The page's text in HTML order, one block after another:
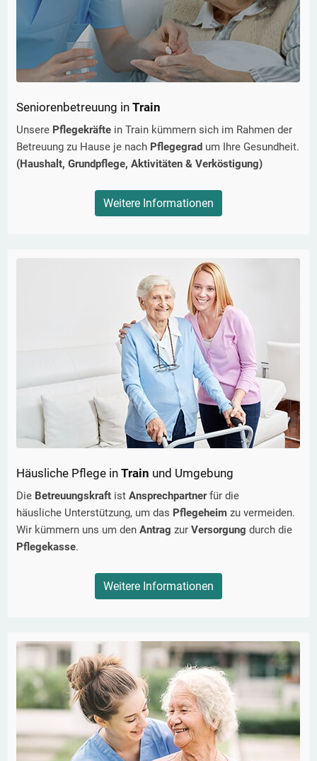
Seniorenbetreuung in Train
Unsere Pflegekräfte in Train kümmern sich im Rahmen der
Betreuung zu Hause je nach Pflegegrad um Ihre Gesundheit.
(Haushalt, Grundpflege, Aktivitäten & Verköstigung)
Weitere Informationen
Häusliche Pflege in Train und Umgebung
Die Betreuungskraft ist Ansprechpartnerfür die
häusliche Unterstützung, um das Pflegeheim zu vermeiden.
Wir kümmern uns um den Antrag zur Versorgung durch die
Pflegekasse.
Weitere Informationen